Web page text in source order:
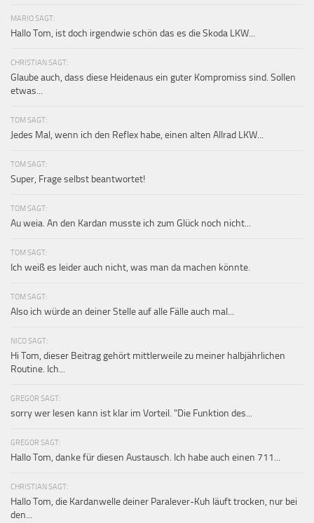
MARIO SAGT:
Hallo Tom, ist doch irgendwie schön das es die Skoda LKW...
CHRISTIAN SAGT:
Glaube auch, dass diese Heidenaus ein guter Kompromiss sind. Sollen
etwas...
TOM SAGT:
Jedes Mal, wenn ich den Reflex habe, einen alten Allrad LKW...
TOM SAGT:
Super, Frage selbst beantwortet!
TOM SAGT:
Au weia. An den Kardan musste ich zum Glück noch nicht...
TOM SAGT:
Ich weiß es leider auch nicht, was man da machen könnte.
TOM SAGT:
Also ich würde an deiner Stelle auf alle Fälle auch mal...
NICO SAGT:
Hi Tom, dieser Beitrag gehört mittlerweile zu meiner halbjährlichen
Routine. Ich...
GREGOR SAGT:
sorry wer lesen kann ist klar im Vorteil. "Die Funktion des...
GREGOR SAGT:
Hallo Tom, danke für diesen Austausch. Ich habe auch einen 711...
CHRISTIAN SAGT:
Hallo Tom, die Kardanwelle deiner Paralever-Kuh läuft trocken, nur bei
den...